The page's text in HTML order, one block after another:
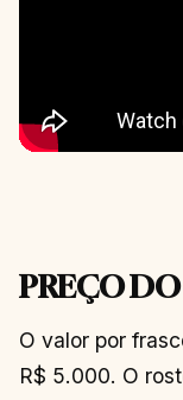
PREÇO
O valor por
R$ 5.000. O